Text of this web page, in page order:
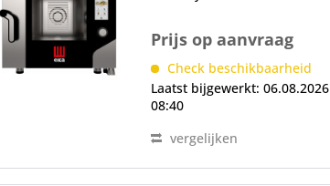
stuk, gepatenteerd
AIRFLOWLOGIC™
luchtbehuizingssysteem.
Gepatenteerd droogsysteem
DRYLOGIC™...
Prijs op aanvraag
Check beschikbaarheid
Laatst bijgewerkt: 06.08.2026
08:40
vergelijken